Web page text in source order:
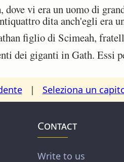
vi era un uomo di
dita anch'egli era
figlio di Scimeah,
dei giganti in Gath. Essi
| Seleziona un
Contact
Write to us